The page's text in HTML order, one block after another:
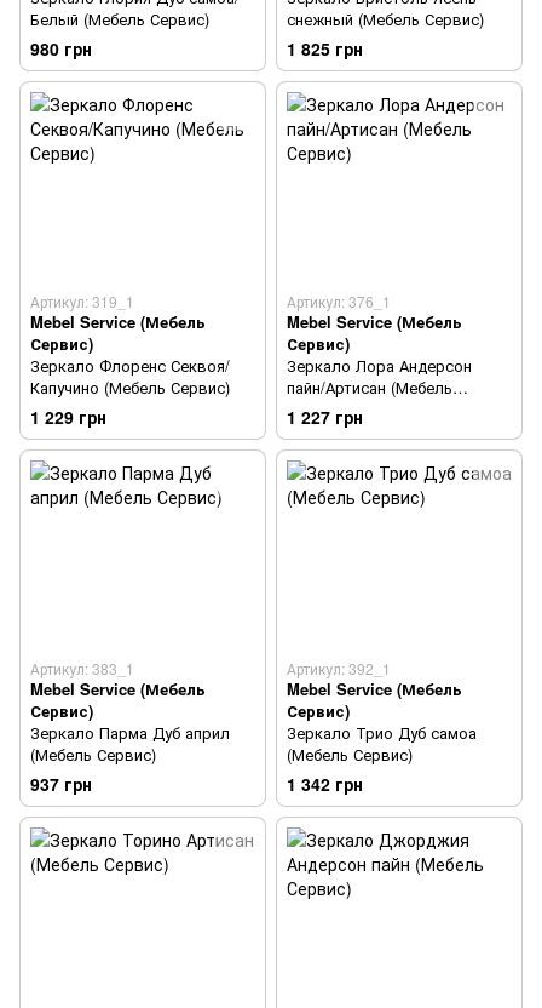
Белый (Мебель Сервис)
980 грн
снежный (Мебель Сервис)
1 825 грн
Артикул: 319_1
Mebel Service (Мебель
Сервис)
Зеркало Флоренс Секвоя/
Капучино (Мебель Сервис)
1 229 грн
Артикул: 376_1
Mebel Service (Мебель
Сервис)
Зеркало Лора Андерсон
пайн/Артисан (Мебель
Сервис)
1 227 грн
Артикул: 383_1
Mebel Service (Мебель
Сервис)
Зеркало Парма Дуб април
(Мебель Сервис)
937 грн
Артикул: 392_1
Mebel Service (Мебель
Сервис)
Зеркало Трио Дуб самоа
(Мебель Сервис)
1 342 грн